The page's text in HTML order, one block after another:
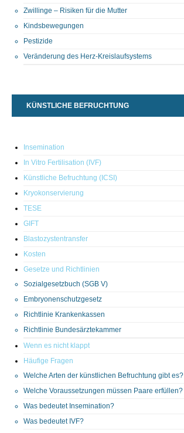
Zwillinge – Risiken für die Mutter
Kindsbewegungen
Pestizide
Veränderung des Herz-Kreislaufsystems
KÜNSTLICHE BEFRUCHTUNG
Insemination
In Vitro Fertilisation (IVF)
Künstliche Befruchtung (ICSI)
Kryokonservierung
TESE
GIFT
Blastozystentransfer
Kosten
Gesetze und Richtlinien
Sozialgesetzbuch (SGB V)
Embryonenschutzgesetz
Richtlinie Krankenkassen
Richtlinie Bundesärztekammer
Wenn es nicht klappt
Häufige Fragen
Welche Arten der künstlichen Befruchtung gibt es?
Welche Voraussetzungen müssen Paare erfüllen?
Was bedeutet Insemination?
Was bedeutet IVF?